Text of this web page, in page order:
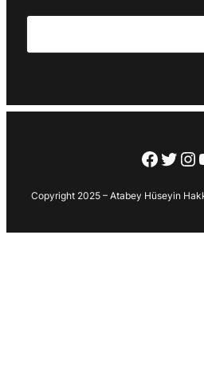
Copyright 2025 – Atabey Hüseyin